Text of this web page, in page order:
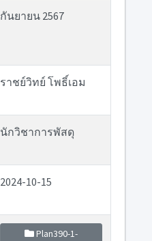
กันยายน 2567
ราชย์วิทย์ โพธิ์เอม
นักวิชาการพัสดุ
2024-10-15
Plan390-1-